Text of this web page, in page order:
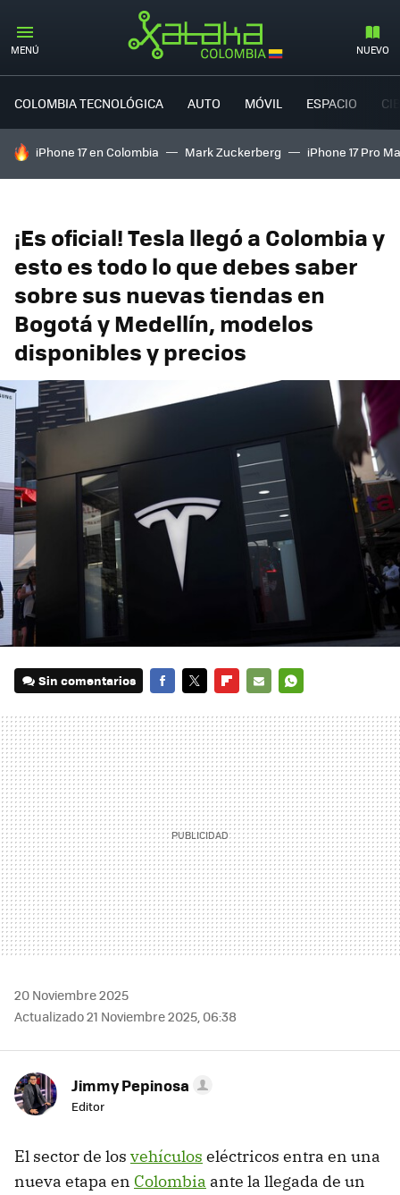
MENÚ NUEVO
COLOMBIA TECNOLÓGICA AUTO MÓVIL ESPACIO
HOY SE HABLA DE
iPhone 17 en Colombia Mark Zuckerberg iPhone 17 Pro
¡Es oficial! Tesla llegó a Colombia y
esto es todo lo que debes saber
sobre sus nuevas tiendas en
Bogotá y Medellín, modelos
disponibles y precios
Sin comentarios
MAIL
20 Noviembre 2025
Actualizado 21 Noviembre 2025, 06:38
Jimmy Pepinosa
Editor
El sector de los vehículos eléctricos entra en una
nueva etapa en Colombia ante la llegada de un